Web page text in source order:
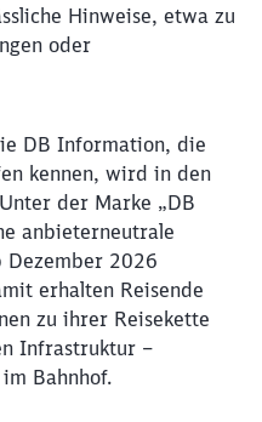
Hinweise, etwa zu
oder
DB Information, die
kennen, wird in den
der Marke „DB
anbieterneutrale
Dezember 2026
erhalten Reisende
zu ihrer Reisekette
Infrastruktur –
Bahnhof.
Weiter